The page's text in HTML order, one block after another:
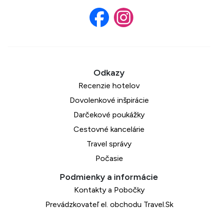
Recenzie hotelov
Dovolenkové inšpirácie
Darčekové poukážky
Cestovné kancelárie
Travel správy
Počasie
Kontakty a Pobočky
Prevádzkovateľ el. obchodu Travel.Sk